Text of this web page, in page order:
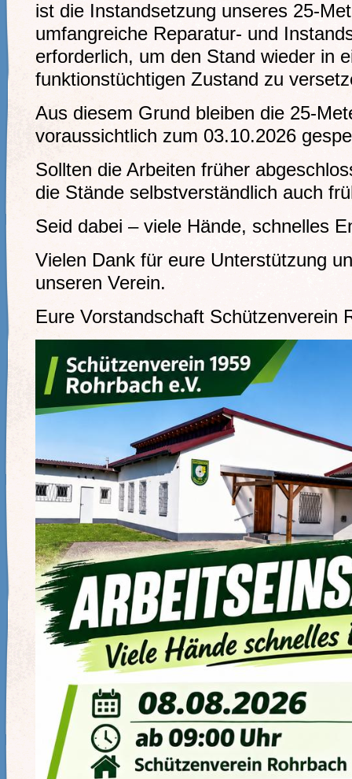
ist die Instandsetzung unseres 25-
umfangreiche Reparatur- und
erforderlich, um den Stand wieder in
funktionstüchtigen Zustand zu
Aus diesem Grund bleiben die 25-
voraussichtlich zum 03.10.2026
Sollten die Arbeiten früher
die Stände selbstverständlich auch
Seid dabei – viele Hände, schnelles
Vielen Dank für eure Unterstützung
unseren Verein.
Eure Vorstandschaft Schützenverein